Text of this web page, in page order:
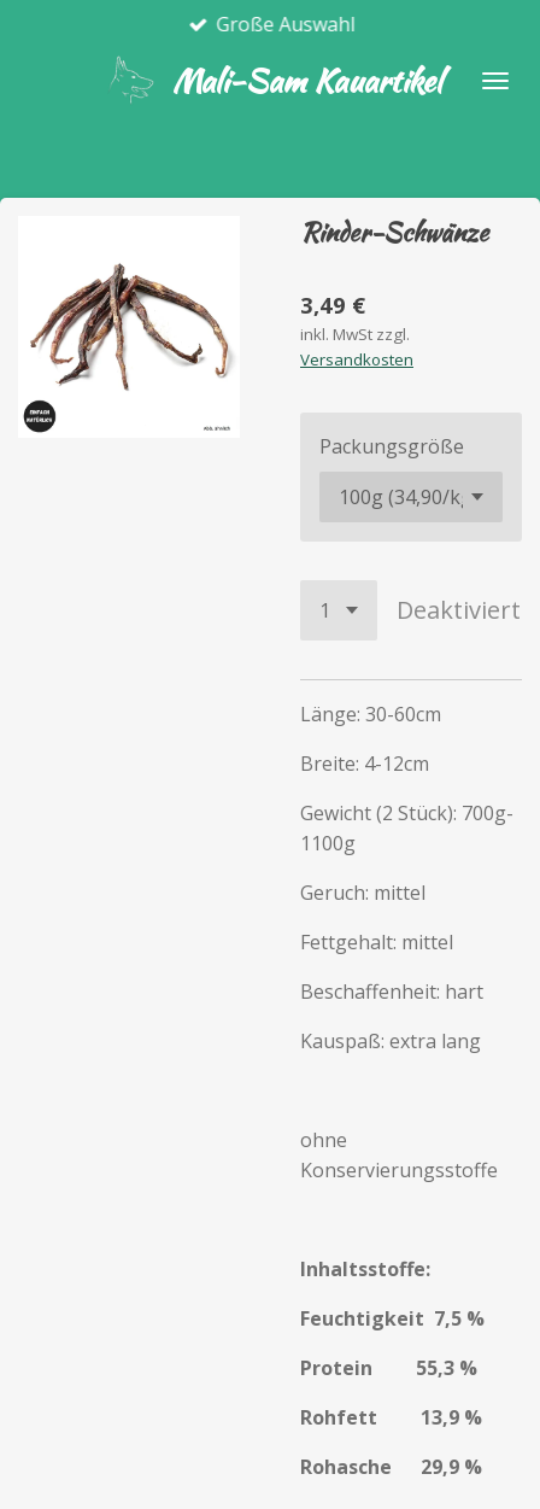
Mali-Sam Kauartikel
Große Auswahl
Rinder-Schwänze
3,49 €
inkl. MwSt zzgl.
Versandkosten
Packungsgröße
Deaktiviert
Länge: 30-60cm
Breite: 4-12cm
Gewicht (2 Stück): 700g-
1100g
Geruch: mittel
Fettgehalt: mittel
Beschaffenheit: hart
Kauspaß: extra lang
ohne
Konservierungsstoffe
Inhaltsstoffe:
Feuchtigkeit 7,5 %
Protein 55,3 %
Rohfett 13,9 %
Rohasche 29,9 %